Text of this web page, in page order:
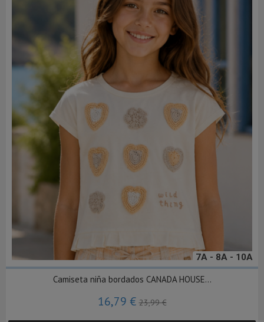
7A - 8A - 10A
Camiseta niña bordados CANADA HOUSE...
16,79 €23,99 €